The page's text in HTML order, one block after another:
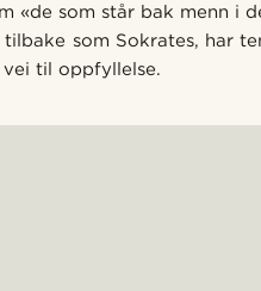
«de som står bak menn i
som Sokrates, har
til oppfyllelse.